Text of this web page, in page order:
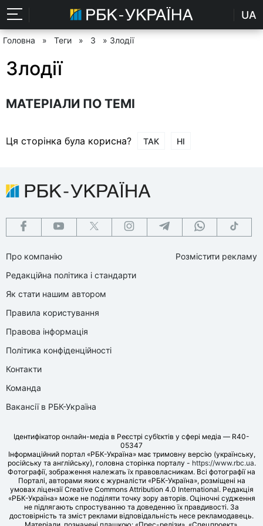
UA
Головна » Теги » З » Злодії
Злодії
МАТЕРІАЛИ ПО ТЕМІ
Ця сторінка була корисна? ТАК НІ
Про компанію
Редакційна політика і стандарти
Як стати нашим автором
Правила користування
Правова інформація
Політика конфіденційності
Контакти
Команда
Вакансії в РБК-Україна
Розмістити рекламу
Ідентифікатор онлайн-медіа в Реєстрі суб’єктів у сфері медіа — R40-
05347
Інформаційний портал «РБК-Україна» має тримовну версію (українську,
російську та англійську), головна сторінка порталу - https://www.rbc.ua.
Фотографії, зображення належать їх правовласникам. Всі фотографії на
Порталі, авторами яких є журналісти «РБК-Україна», розміщені на
умовах ліцензії Creative Commons Attribution 4.0 International. Редакція
«РБК-Україна» може не поділяти точку зору авторів. Оціночні судження
не підлягають спростуванню та доведенню їх правдивості. За
достовірність та зміст реклами відповідальність несе рекламодавець.